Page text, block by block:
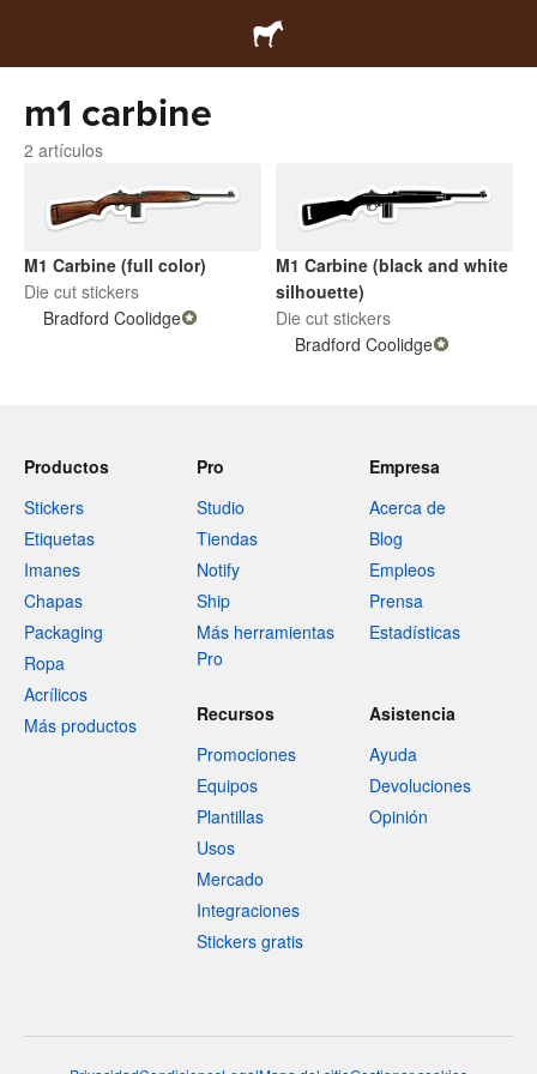
m1 carbine
2 artículos
M1 Carbine (full color)
Die cut stickers
Bradford Coolidge
M1 Carbine (black and white
silhouette)
Die cut stickers
Bradford Coolidge
Productos
Stickers
Etiquetas
Imanes
Chapas
Packaging
Ropa
Acrílicos
Más productos
Pro
Studio
Tiendas
Notify
Ship
Más herramientas
Pro
Empresa
Acerca de
Blog
Empleos
Prensa
Estadísticas
Recursos
Promociones
Equipos
Plantillas
Usos
Mercado
Integraciones
Stickers gratis
Asistencia
Ayuda
Devoluciones
Opinión